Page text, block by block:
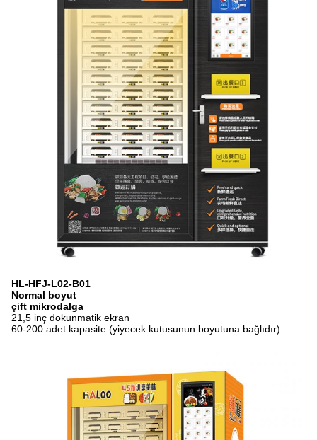
HL-HFJ-L02-B01
Normal boyut
çift ​​mikrodalga
21,5 inç dokunmatik ekran
60-200 adet kapasite (yiyecek kutusunun boyutuna bağlıdır)